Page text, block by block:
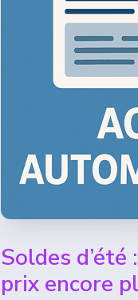
Soldes
prix encore